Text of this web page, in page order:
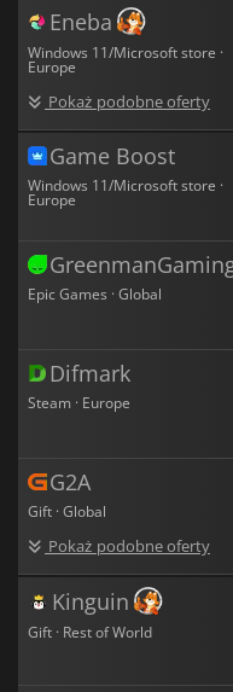
Eneba
Windows 11/Microsoft store ·
Europe
Pokaż podobne oferty
Game Boost
Windows 11/Microsoft store ·
Europe
Epic Games · Global
Difmark
Steam · Europe
G2A
Gift · Global
Pokaż podobne oferty
Kinguin
Gift · Rest of World